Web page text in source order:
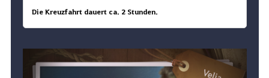
Die Kreuzfahrt dauert ca. 2 Stunden.